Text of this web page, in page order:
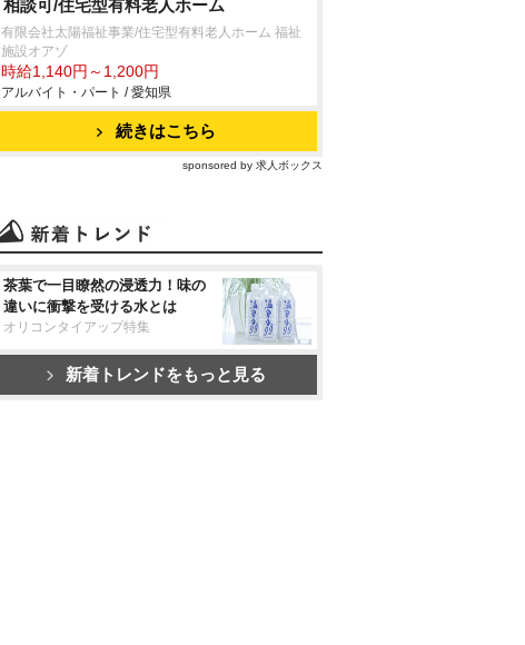
相談可/住宅型有料老人ホーム
有限会社太陽福祉事業/住宅型有料老人ホーム 福祉
施設オアゾ
時給1,140円～1,200円
アルバイト・パート / 愛知県
続きはこちら
sponsored by 求人ボックス
茶葉で一目瞭然の浸透力！味の
違いに衝撃を受ける水とは
オリコンタイアップ特集
新着トレンドをもっと見る